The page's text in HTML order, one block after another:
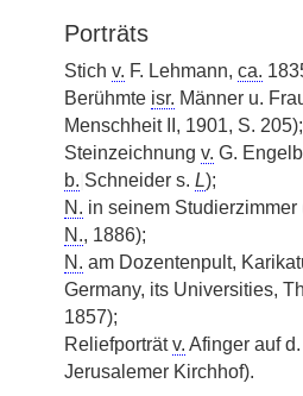
Porträts
Stich v. F. Lehmann, ca.
Berühmte isr. Männer u.
Menschheit II, 1901, S. 205);
Steinzeichnung v. G.
b. Schneider s. L);
N. in seinem Studierzimmer
N., 1886);
N. am Dozentenpult,
Germany, its Universities,
1857);
Reliefporträtv. Afinger auf
Jerusalemer Kirchhof).